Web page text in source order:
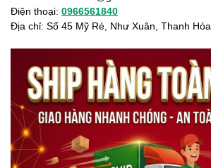
Điện thoại: 0966561840
Địa chỉ: Số 45 Mỹ Ré, Như Xuân, Thanh Hóa